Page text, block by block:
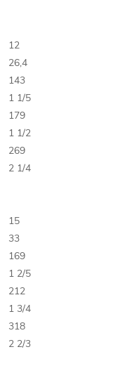
12
26,4
143
1 1/5
179
1 1/2
269
2 1/4
15
33
169
1 2/5
212
1 3/4
318
2 2/3